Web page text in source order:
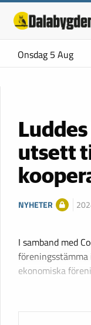
Onsdag 5 Aug
utsett
NYHETER
I samband med
ekonomiska